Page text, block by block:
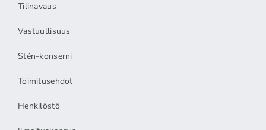
Tilinavaus
Vastuullisuus
Stén-konserni
Toimitusehdot
Henkilöstö